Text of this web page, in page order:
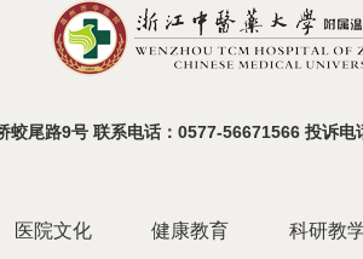
蛟尾路9号 联系电话：0577-56671566 投诉
医院文化 健康教育 科研教